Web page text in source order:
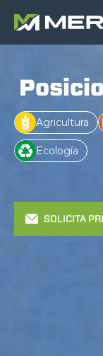
Agricultura
Ecología
SOLICITA